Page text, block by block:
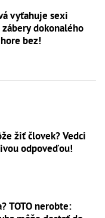
vyťahuje sexi
dokonalého
bez!
žiť človek? Vedci
odpoveďou!
TOTO nerobte: